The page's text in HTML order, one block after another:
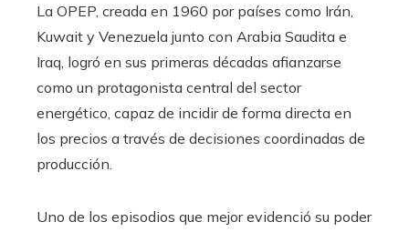
La OPEP, creada en 1960 por países como Irán,
Kuwait y Venezuela junto con Arabia Saudita e
Iraq, logró en sus primeras décadas afianzarse
como un protagonista central del sector
energético, capaz de incidir de forma directa en
los precios a través de decisiones coordinadas de
producción.
Uno de los episodios que mejor evidenció su poder